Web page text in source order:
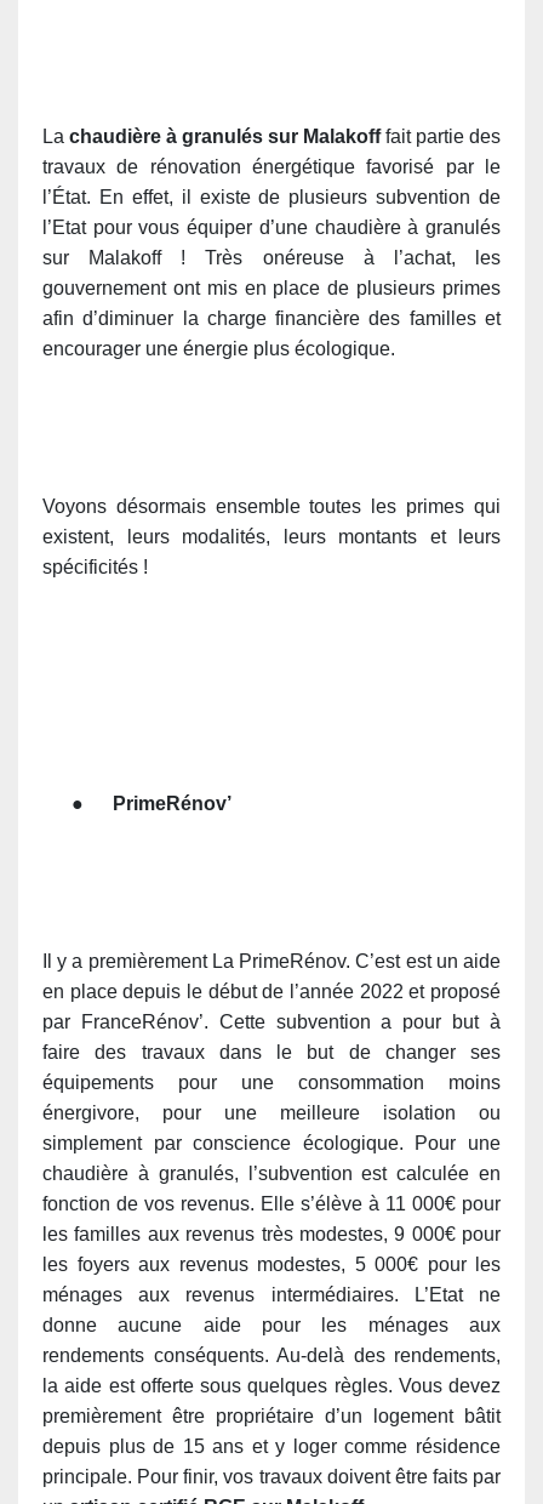
La chaudière à granulés sur Malakofffait partie des
travaux de rénovation énergétique favorisé par le
l’État. En effet, il existe de plusieurs subvention de
l’Etat pour vous équiper d’une chaudière à granulés
sur Malakoff ! Très onéreuse à l’achat, les
gouvernement ont mis en place de plusieurs primes
afin d’diminuer la charge financière des familles et
encourager une énergie plus écologique.
Voyons désormais ensemble toutes les primes qui
existent, leurs modalités, leurs montants et leurs
spécificités !
● PrimeRénov’
Il y a premièrement La PrimeRénov. C’est est un aide
en place depuis le début de l’année 2022 et proposé
par FranceRénov’. Cette subvention a pour but à
faire des travaux dans le but de changer ses
équipements pour une consommation moins
énergivore, pour une meilleure isolation ou
simplement par conscience écologique. Pour une
chaudière à granulés, l’subvention est calculée en
fonction de vos revenus. ​​Elle s’élève à 11 000€ pour
les familles aux revenus très modestes, 9 000€ pour
les foyers aux revenus modestes, 5 000€ pour les
ménages aux revenus intermédiaires. L’Etat ne
donne aucune aide pour les ménages aux
rendements conséquents. Au-delà des rendements,
la aide est offerte sous quelques règles. Vous devez
premièrement être propriétaire d’un logement bâtit
depuis plus de 15 ans et y loger comme résidence
principale. Pour finir, vos travaux doivent être faits par